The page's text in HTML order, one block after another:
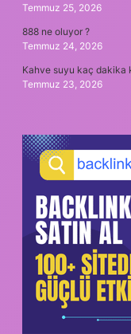
Temmuz 25, 2026
888 ne oluyor ?
Temmuz 24, 2026
Kahve suyu kaç dakika
Temmuz 23, 2026